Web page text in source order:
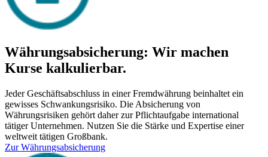
Währungsabsicherung: Wir machen
Kurse kalkulierbar.
Jeder Geschäftsabschluss in einer Fremdwährung beinhaltet ein
gewisses Schwankungsrisiko. Die Absicherung von
Währungsrisiken gehört daher zur Pflichtaufgabe international
tätiger Unternehmen. Nutzen Sie die Stärke und Expertise einer
weltweit tätigen Großbank.
Zur Währungsabsicherung